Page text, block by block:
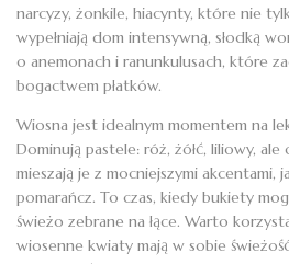
narcyzy, żonkile, hiacynty, które nie
wypełniają dom intensywną, słodką
o anemonach i ranunkulusach, które
bogactwem płatków.
Wiosna jest idealnym momentem na
Dominują pastele: róż, żółć, liliowy,
mieszają je z mocniejszymi akcentami,
pomarańcz. To czas, kiedy bukiety
świeżo zebrane na łące. Warto
wiosenne kwiaty mają w sobie